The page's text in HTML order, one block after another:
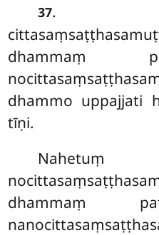
37.
dhammaṃ
dhammo uppajjati
tīṇi.
Nahetuṃ
dhammaṃ